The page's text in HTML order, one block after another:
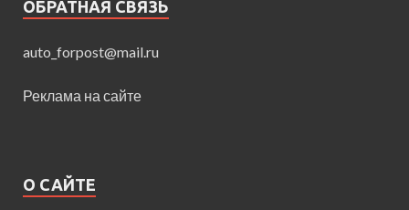
ОБРАТНАЯ СВЯЗЬ
auto_forpost@mail.ru
Реклама на сайте
О САЙТЕ